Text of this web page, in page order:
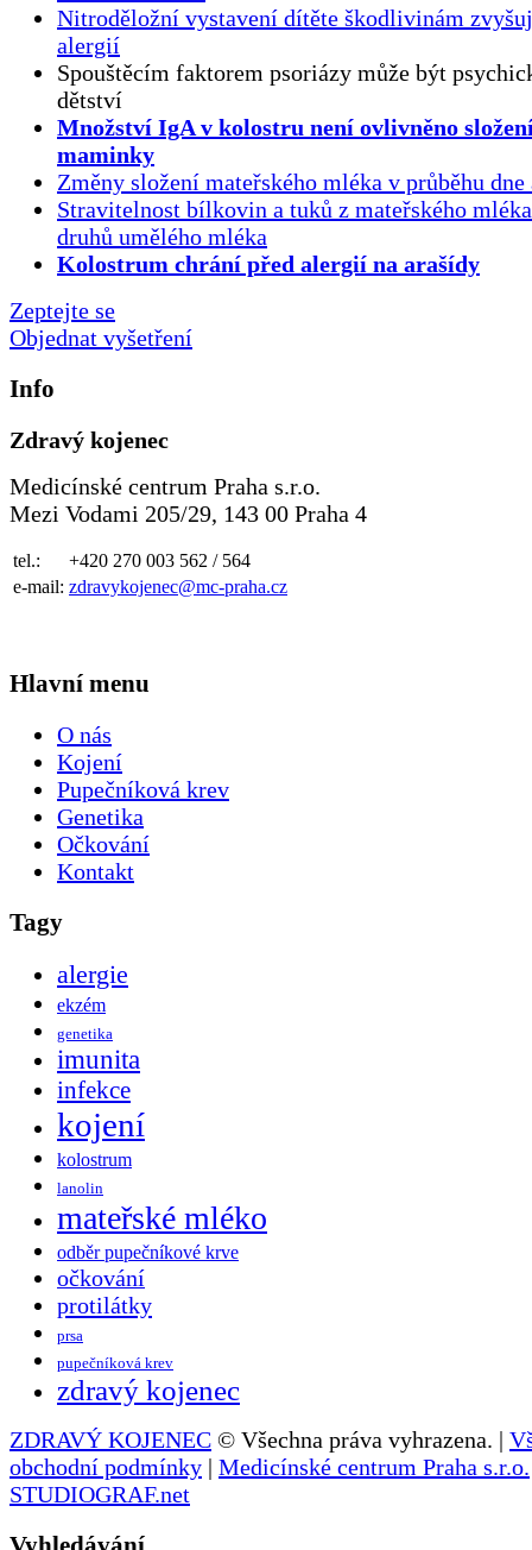
Nitroděložní vystavení dítěte škodlivinám
alergií
Spouštěcím faktorem psoriázy může být
dětství
Množství IgA v kolostru není ovlivněno
maminky
Změny složení mateřského mléka v průběhu dne
Stravitelnost bílkovin a tuků z mateřského
druhů umělého mléka
Kolostrum chrání před alergií na arašídy
Zeptejte se
Objednat vyšetření
Info
Zdravý kojenec
Medicínské centrum Praha s.r.o.
Mezi Vodami 205/29, 143 00 Praha 4
tel.:
+420 270 003 562 / 564
e-mail: zdravykojenec@mc-praha.cz
Hlavní menu
O nás
Kojení
Pupečníková krev
Genetika
Očkování
Kontakt
Tagy
alergie
ekzém
genetika
imunita
infekce
kojení
kolostrum
lanolin
mateřské mléko
odběr pupečníkové krve
očkování
protilátky
prsa
pupečníková krev
zdravý kojenec
ZDRAVÝ KOJENEC © Všechna práva vyhrazena. |
obchodní podmínky | Medicínské centrum Praha s.r.o.
STUDIOGRAF.net